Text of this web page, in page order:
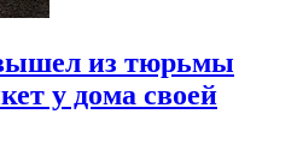
из тюрьмы
у дома своей